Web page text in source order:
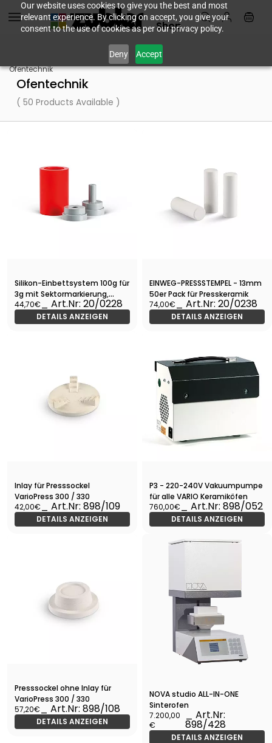
Our website uses cookies to give you the best and most
relevant experience. By clicking on accept, you give your
consent to the use of cookies as per our privacy policy.
Deny Accept
Skip to
main
content
Shop
Ofentechnik
Ofentechnik
( 50 Products Available )
Silikon-Einbettsystem 100g für
3g mit Sektormarkierung,
Muffelbasis 13mm
44,70€ _ Art.Nr: 20/0228
DETAILS ANZEIGEN
EINWEG-PRESSSTEMPEL - 13mm
50er Pack für Presskeramik
74,00€
_ Art.Nr: 20/0238
DETAILS ANZEIGEN
Inlay für Presssockel
VarioPress 300 / 330
42,00€
_ Art.Nr: 898/109
DETAILS ANZEIGEN
P3 - 220-240V Vakuumpumpe
für alle VARIO Keramiköfen
760,00€
_ Art.Nr: 898/052
DETAILS ANZEIGEN
Presssockel ohne Inlay für
VarioPress 300 / 330
57,20€
_ Art.Nr: 898/108
DETAILS ANZEIGEN
NOVA studio ALL-IN-ONE
Sinterofen
7.200,00
€
_ Art.Nr:
898/428
DETAILS ANZEIGEN